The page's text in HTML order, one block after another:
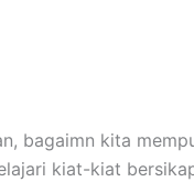
bagaimn kita
kiat-kiat